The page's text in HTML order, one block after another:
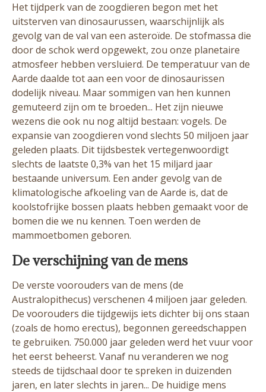
Het tijdperk van de zoogdieren begon met het
uitsterven van dinosaurussen, waarschijnlijk als
gevolg van de val van een asteroïde. De stofmassa die
door de schok werd opgewekt, zou onze planetaire
atmosfeer hebben versluierd. De temperatuur van de
Aarde daalde tot aan een voor de dinosaurissen
dodelijk niveau. Maar sommigen van hen kunnen
gemuteerd zijn om te broeden... Het zijn nieuwe
wezens die ook nu nog altijd bestaan: vogels. De
expansie van zoogdieren vond slechts 50 miljoen jaar
geleden plaats. Dit tijdsbestek vertegenwoordigt
slechts de laatste 0,3% van het 15 miljard jaar
bestaande universum. Een ander gevolg van de
klimatologische afkoeling van de Aarde is, dat de
koolstofrijke bossen plaats hebben gemaakt voor de
bomen die we nu kennen. Toen werden de
mammoetbomen geboren.
De verschijning van de mens
De verste voorouders van de mens (de
Australopithecus) verschenen 4 miljoen jaar geleden.
De voorouders die tijdgewijs iets dichter bij ons staan
(zoals de homo erectus), begonnen gereedschappen
te gebruiken. 750.000 jaar geleden werd het vuur voor
het eerst beheerst. Vanaf nu veranderen we nog
steeds de tijdschaal door te spreken in duizenden
jaren, en later slechts in jaren... De huidige mens